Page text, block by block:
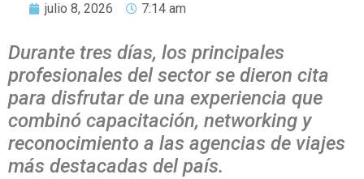
julio 8, 2026 7:14 am
Durante tres días, los principales
profesionales del sector se dieron cita
para disfrutar de una experiencia que
combinó capacitación, networking y
reconocimiento a las agencias de viajes
más destacadas del país.